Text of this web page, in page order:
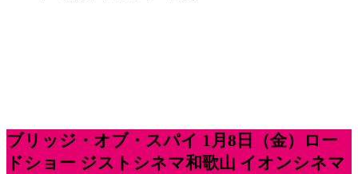
ブリッジ・オブ・スパイ 1月8日（金）ロー
ドショー ジストシネマ和歌山 イオンシネマ